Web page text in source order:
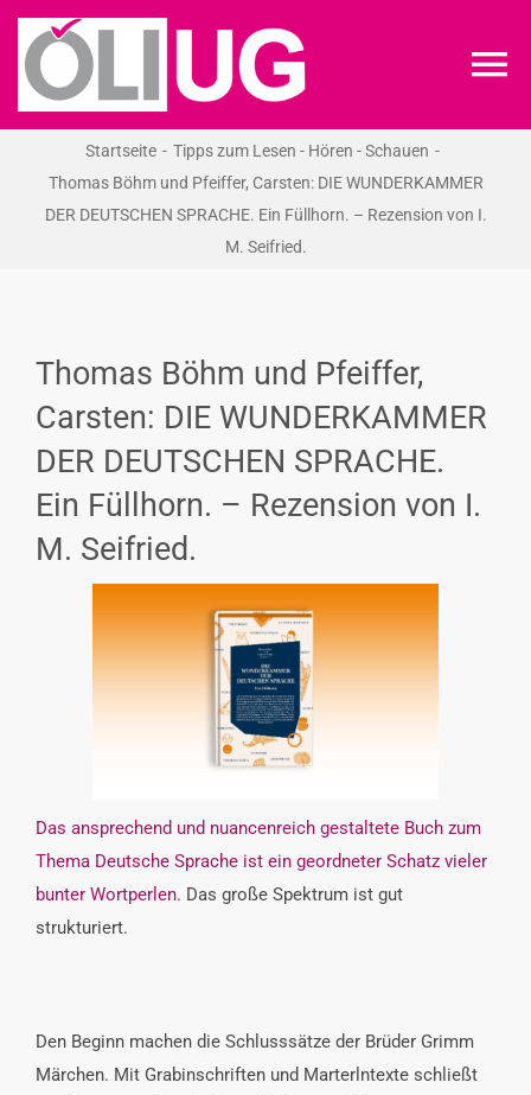
Zum
Inhalt
springen
VERANSTALTUNGEN
INTERESSENSVERTRETUNG
Startseite
Tipps zum Lesen - Hören - Schauen
Thomas Böhm und Pfeiffer, Carsten: DIE WUNDERKAMMER
DER DEUTSCHEN SPRACHE. Ein Füllhorn. – Rezension von I.
M. Seifried.
Thomas Böhm und Pfeiffer,
Carsten: DIE WUNDERKAMMER
DER DEUTSCHEN SPRACHE.
Ein Füllhorn. – Rezension von I.
M. Seifried.
Das ansprechend und nuancenreich gestaltete Buch zum
Thema Deutsche Sprache ist ein geordneter Schatz vieler
bunter Wortperlen. Das große Spektrum ist gut
strukturiert.
Den Beginn machen die Schlusssätze der Brüder Grimm
Märchen. Mit Grabinschriften und Marterlntexte schließt